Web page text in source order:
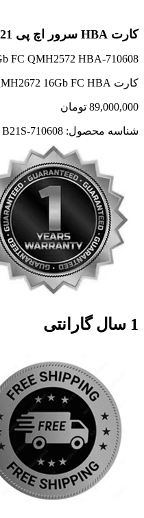
کارت HBA سرور اچ پی QMH2672 16Gb FC 710608-B21 (پک اسپیر)
710608-B21 HP 16-Gb FC QMH2572 HBA
کارت HP QMH2672 16Gb FC HBA یک کارت واسط فیبر نوری با عملکرد بالا برای اتصال سرورها به ذخیره‌سازی‌های پرقدرت است.
89,000,000 تومان
شناسه محصول: 710608-B21S
1 سال گارانتی